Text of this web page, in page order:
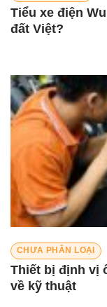
Tiểu xe điện
đất Việt?
CHƯA PHÂN LOẠI
Thiết bị định vị
về kỹ thuật